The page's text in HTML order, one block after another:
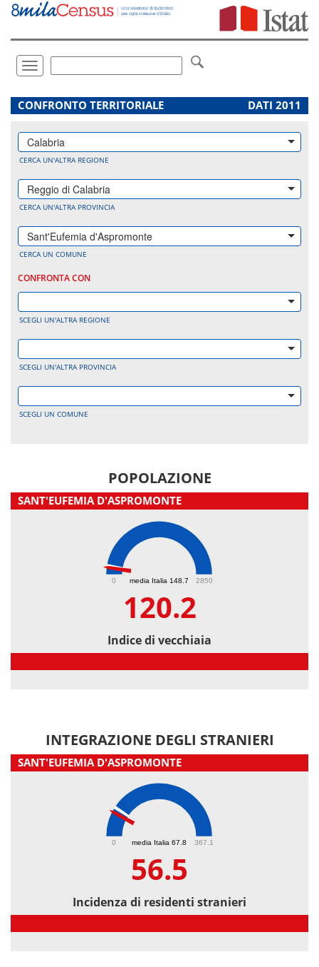
Vai
direttamente
Toggle
navigation
.
CONFRONTO TERRITORIALE DATI 2011
Calabria
CERCA UN'ALTRA REGIONE
Reggio di Calabria
CERCA UN'ALTRA PROVINCIA
Sant'Eufemia d'Aspromonte
CERCA UN COMUNE
CONFRONTA CON
SCEGLI UN'ALTRA REGIONE
SCEGLI UN'ALTRA PROVINCIA
SCEGLI UN COMUNE
POPOLAZIONE
SANT'EUFEMIA D'ASPROMONTE
media Italia 148.7
0 2850
120.2
Indice di vecchiaia
INTEGRAZIONE DEGLI STRANIERI
SANT'EUFEMIA D'ASPROMONTE
media Italia 67.8
0 367.1
56.5
Incidenza di residenti stranieri